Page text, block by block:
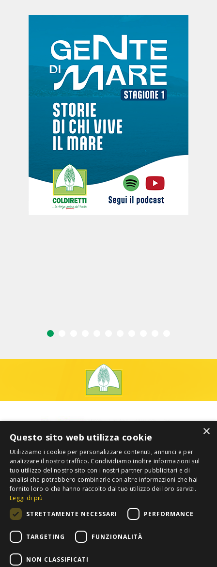
×
Questo sito web utilizza cookie
Utilizziamo i cookie per personalizzare contenuti, annunci e per
analizzare il nostro traffico. Condividiamo inoltre informazioni sul
tuo utilizzo del nostro sito con i nostri partner pubblicitari e di
analisi che potrebbero combinarle con altre informazioni che hai
fornito loro o che hanno raccolto dal tuo utilizzo dei loro servizi.
Leggi di più
STRETTAMENTE NECESSARI
PERFORMANCE
TARGETING FUNZIONALITÀ
NON CLASSIFICATI